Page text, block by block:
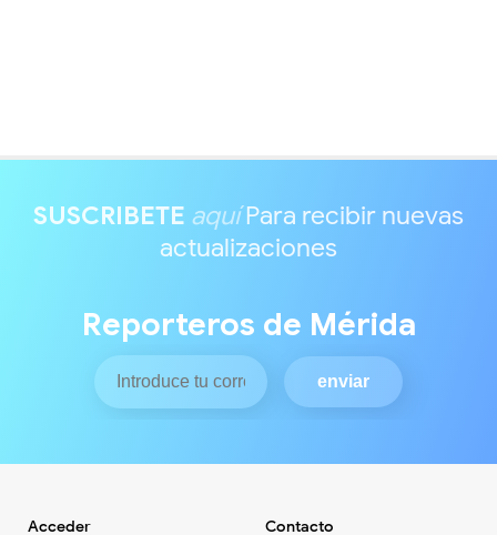
SUSCRIBETE aquíPara recibir nuevas
actualizaciones
Reporteros de Mérida
Acceder Contacto